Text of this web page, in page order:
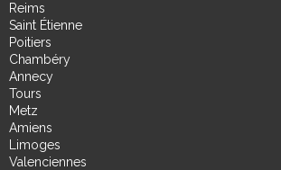
Reims
Saint Étienne
Poitiers
Chambéry
Annecy
Tours
Metz
Amiens
Limoges
Valenciennes